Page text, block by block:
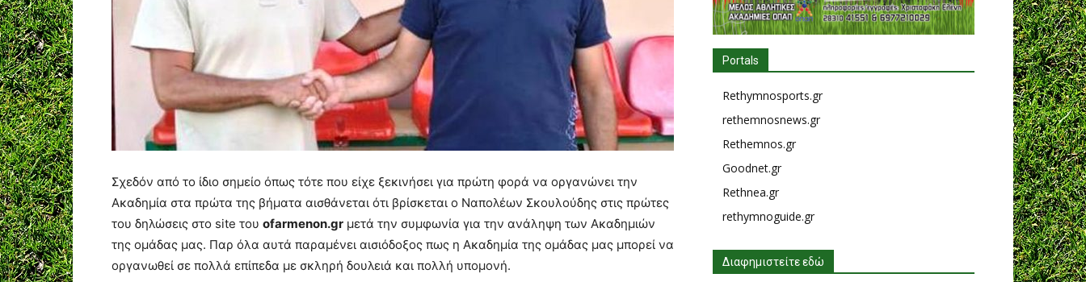
Σχεδόν από το ίδιο σημείο όπως τότε που είχε ξεκινήσει για πρώτη φορά να οργανώνει την
Ακαδημία στα πρώτα της βήματα αισθάνεται ότι βρίσκεται ο Ναπολέων Σκουλούδης στις πρώτες
του δηλώσεις στο site του ofarmenon.gr μετά την συμφωνία για την ανάληψη των Ακαδημιών
της ομάδας μας. Παρ όλα αυτά παραμένει αισιόδοξος πως η Ακαδημία της ομάδας μας μπορεί να
οργανωθεί σε πολλά επίπεδα με σκληρή δουλειά και πολλή υπομονή.
Portals
Rethymnosports.gr
rethemnosnews.gr
Rethemnos.gr
Goodnet.gr
Rethnea.gr
rethymnoguide.gr
Διαφημιστείτε εδώ